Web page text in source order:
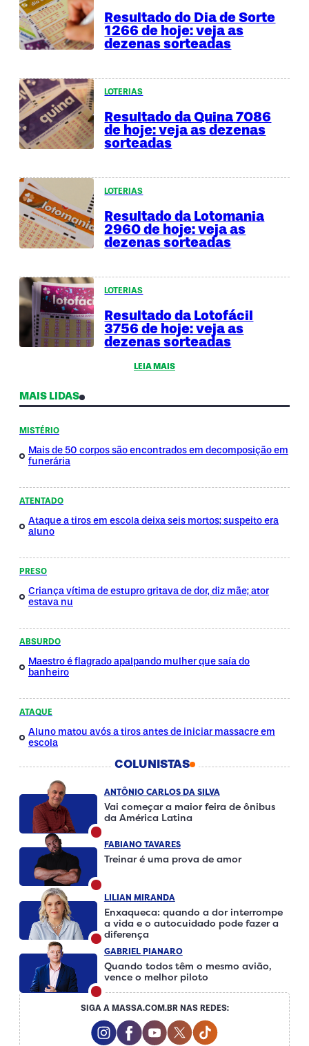
Resultado do Dia de Sorte
1266 de hoje: veja as
dezenas sorteadas
LOTERIAS
Resultado da Quina 7086
de hoje: veja as dezenas
sorteadas
LOTERIAS
Resultado da Lotomania
2960 de hoje: veja as
dezenas sorteadas
LOTERIAS
Resultado da Lotofácil
3756 de hoje: veja as
dezenas sorteadas
LEIA MAIS
MAIS LIDAS
MISTÉRIO
Mais de 50 corpos são encontrados em decomposição em
funerária
ATENTADO
Ataque a tiros em escola deixa seis mortos; suspeito era
aluno
PRESO
Criança vítima de estupro gritava de dor, diz mãe; ator
estava nu
ABSURDO
Maestro é flagrado apalpando mulher que saía do
banheiro
ATAQUE
Aluno matou avós a tiros antes de iniciar massacre em
escola
COLUNISTAS
ANTÔNIO CARLOS DA SILVA
Vai começar a maior feira de ônibus
da América Latina
FABIANO TAVARES
Treinar é uma prova de amor
LILIAN MIRANDA
Enxaqueca: quando a dor interrompe
a vida e o autocuidado pode fazer a
diferença
GABRIEL PIANARO
Quando todos têm o mesmo avião,
vence o melhor piloto
SIGA A MASSA.COM.BR NAS REDES:
Instagram Social Media
Facebook Social Media
Youtube Social Media
Twitter Social Media
Tiktok Social